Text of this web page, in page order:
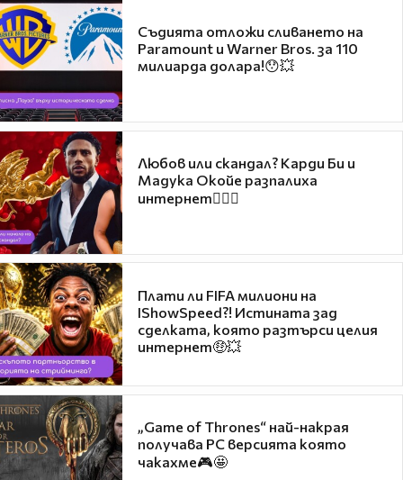
Съдията отложи сливането на
Paramount и Warner Bros. за 110
милиарда долара!😯💥
Любов или скандал? Карди Би и
Мадука Окойе разпалиха
интернет❤️‍🔥🔥
Плати ли FIFA милиони на
IShowSpeed?! Истината зад
сделката, която разтърси целия
интернет🤑💥
„Game of Thrones“ най-накрая
получава PC версията която
чакахме🎮🤩